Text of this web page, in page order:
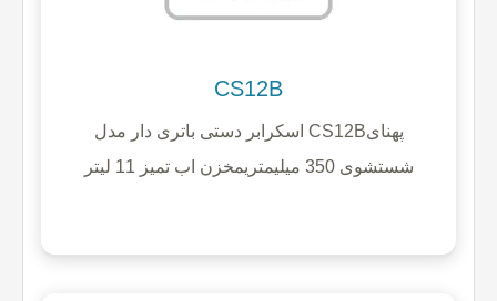
CS12B
اسکرابر دستی باتری دار مدل CS12Bپهنای
شستشوی 350 میلیمتریمخزن اب تمیز 11 لیتر